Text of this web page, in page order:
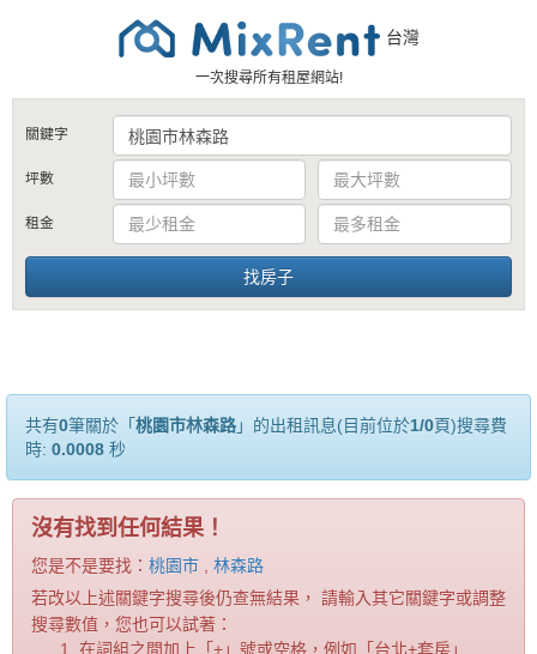
台灣
一次搜尋所有租屋網站!
關鍵字
坪數
租金
共有0筆關於「 桃園市林森路」的出租訊息(目前位於1/0頁)搜尋費
時: 0.0008 秒
沒有找到任何結果！
您是不是要找： 桃園市 , 林森路
若改以上述關鍵字搜尋後仍查無結果， 請輸入其它關鍵字或調整
搜尋數值，您也可以試著：
在詞組之間加上「+」號或空格，例如「台北+套房」